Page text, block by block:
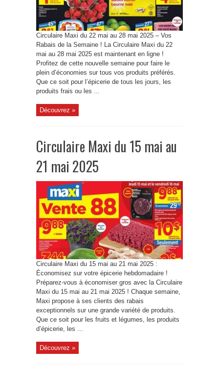
Circulaire Maxi du 22 mai au 28 mai 2025 – Vos
Rabais de la Semaine ! La Circulaire Maxi du 22
mai au 28 mai 2025 est maintenant en ligne !
Profitez de cette nouvelle semaine pour faire le
plein d’économies sur tous vos produits préférés.
Que ce soit pour l’épicerie de tous les jours, les
produits frais ou les ...
Découvrez »
Circulaire Maxi du 15 mai au
21 mai 2025
Circulaire Maxi du 15 mai au 21 mai 2025 :
Économisez sur votre épicerie hebdomadaire !
Préparez-vous à économiser gros avec la Circulaire
Maxi du 15 mai au 21 mai 2025 ! Chaque semaine,
Maxi propose à ses clients des rabais
exceptionnels sur une grande variété de produits.
Que ce soit pour les fruits et légumes, les produits
d’épicerie, les ...
Découvrez »